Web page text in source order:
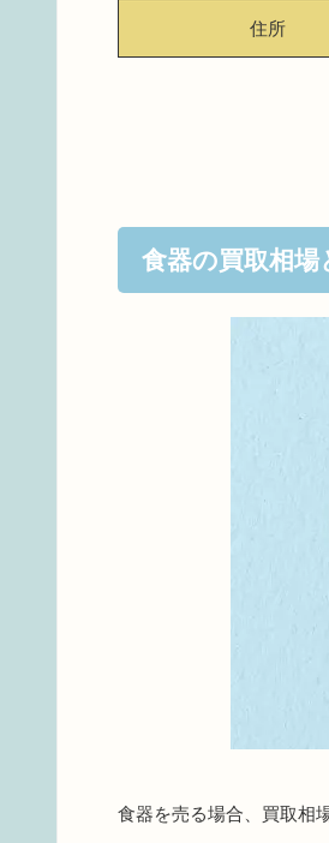
住所
食器の買取相
食器を売る場合、買取相